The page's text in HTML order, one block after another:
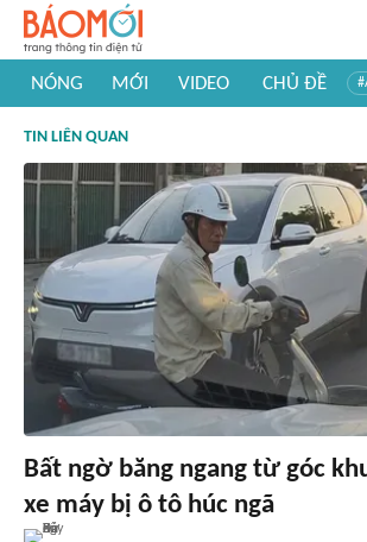
NÓNG MỚI VIDEO CHỦ ĐỀ
#Khám phá thế giới
TIN LIÊN QUAN
Bất ngờ băng ngang từ góc
xe máy bị ô tô húc ngã